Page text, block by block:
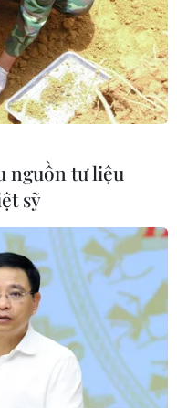
nguồn tư liệu
sỹ